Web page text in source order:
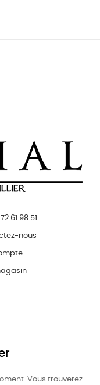
61 98 51
nous
Vous trouverez